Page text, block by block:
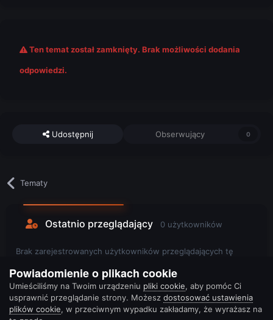
Ten temat został zamknięty. Brak możliwości dodania
odpowiedzi.
Udostępnij Obserwujący 0
Tematy
Ostatnio przeglądający 0 użytkowników
Brak zarejestrowanych użytkowników przeglądających tę
Powiadomienie o plikach cookie
Umieściliśmy na Twoim urządzeniu pliki cookie, aby pomóc Ci
usprawnić przeglądanie strony. Możesz dostosować ustawienia
plików cookie, w przeciwnym wypadku zakładamy, że wyrażasz na